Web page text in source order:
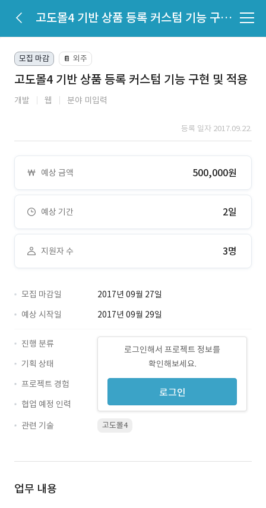
고도몰4 기반 상품 등록 커스텀 기능 구현 및 적용
모집 마감 📔 외주
고도몰4 기반 상품 등록 커스텀 기능 구현 및 적용
개발 웹 분야 미입력
등록 일자 2017.09.22.
예상 금액 500,000원
예상 기간 2일
지원자 수 3명
모집 마감일
2017년 09월 27일
예상 시작일
2017년 09월 29일
로그인해서 프로젝트 정보를
확인해보세요.
로그인
진행 분류
기획 상태
프로젝트 경험
협업 예정 인력
관련 기술
고도몰4
업무 내용